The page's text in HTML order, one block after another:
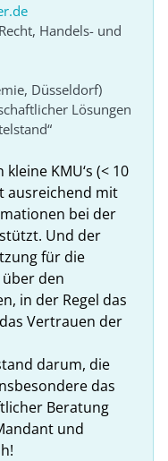
Handels- und
Düsseldorf)
Lösungen
KMU‘s (< 10
ausreichend mit
bei der
Und der
für die
den
in der Regel das
Vertrauen der
darum, die
das
Beratung
und